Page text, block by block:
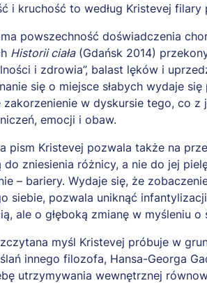
i kruchość to według Kristevej
powszechność doświadczenia
Historii ciała(Gdańsk 2014)
i zdrowia”, balast lęków i
się o miejsce słabych wydaje
zakorzenienie w dyskursie tego, co z
emocji i obaw.
pism Kristevej pozwala także na
do zniesienia różnicy, a nie do jej
– bariery. Wydaje się, że
siebie, pozwala uniknąć
ale o głęboką zmianę w
myśl Kristevej próbuje w
innego filozofa, Hansa-Georga
utrzymywania wewnętrznej